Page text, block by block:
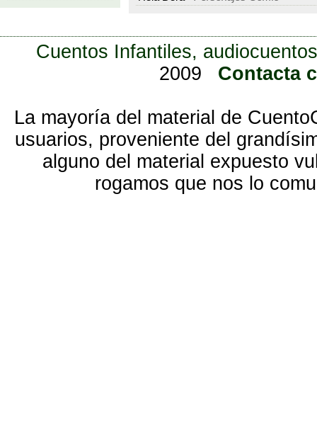
Cuentos Infantiles,
2009
Contacta
La mayoría del material de
usuarios, proveniente del
alguno del material expuesto
rogamos que nos lo